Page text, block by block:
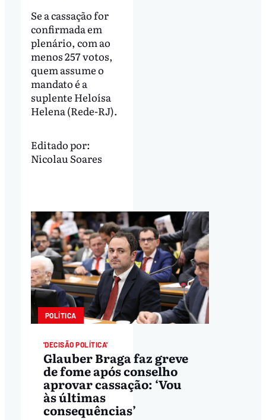
Se a cassação for
confirmada em
plenário, com ao
menos 257 votos,
quem assume o
mandato é a
suplente Heloísa
Helena (Rede-RJ).
Editado por:
Nicolau Soares
POLÍTICA
'DECISÃO POLÍTICA'
Glauber Braga faz greve
de fome após conselho
aprovar cassação: ‘Vou
às últimas
consequências’